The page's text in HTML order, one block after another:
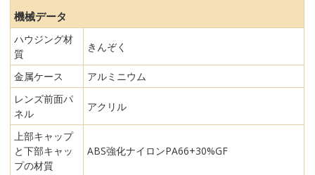
機械データ
ハウジング材
質
きんぞく
金属ケース
アルミニウム
レンズ前面パ
ネル
アクリル
上部キャップ
と下部キャッ
プの材質
ABS強化ナイロンPA66+30%GF